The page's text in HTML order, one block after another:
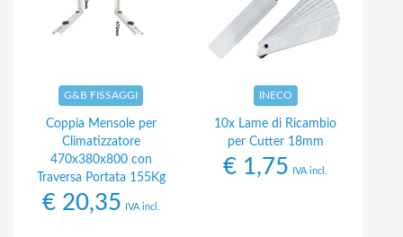
G&B FISSAGGI
Coppia Mensole per
Climatizzatore
470x380x800 con
Traversa Portata 155Kg
€20,35 IVA incl.
INECO
10x Lame di Ricambio
per Cutter 18mm
€ 1,75 IVA incl.